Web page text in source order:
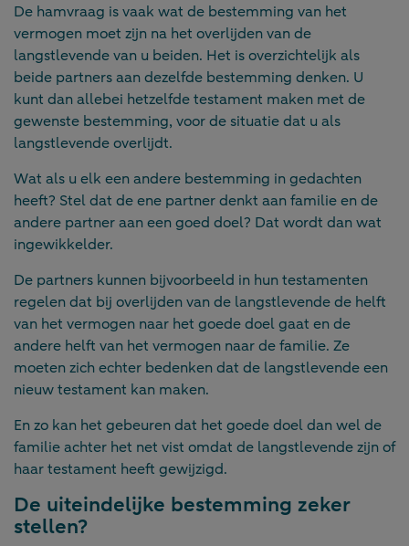
De hamvraag is vaak wat de bestemming van het
vermogen moet zijn na het overlijden van de
langstlevende van u beiden. Het is overzichtelijk als
beide partners aan dezelfde bestemming denken. U
kunt dan allebei hetzelfde testament maken met de
gewenste bestemming, voor de situatie dat u als
langstlevende overlijdt.
Wat als u elk een andere bestemming in gedachten
heeft? Stel dat de ene partner denkt aan familie en de
andere partner aan een goed doel? Dat wordt dan wat
ingewikkelder.
De partners kunnen bijvoorbeeld in hun testamenten
regelen dat bij overlijden van de langstlevende de helft
van het vermogen naar het goede doel gaat en de
andere helft van het vermogen naar de familie. Ze
moeten zich echter bedenken dat de langstlevende een
nieuw testament kan maken.
En zo kan het gebeuren dat het goede doel dan wel de
familie achter het net vist omdat de langstlevende zijn of
haar testament heeft gewijzigd.
De uiteindelijke bestemming zeker
stellen?